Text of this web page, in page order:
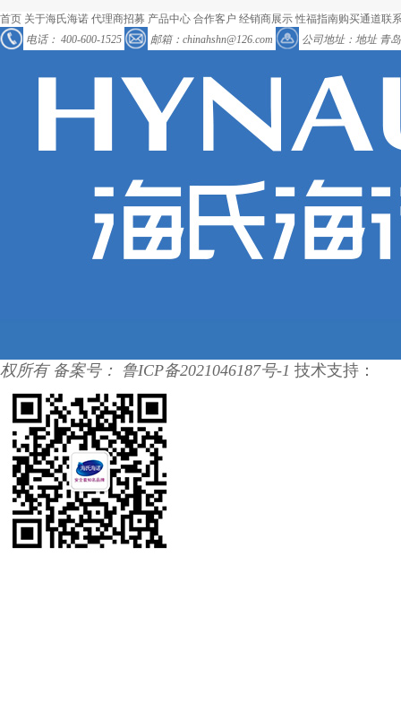
首页 关于海氏海诺 代理商招募 产品中心 合作客户 经销商展示 性福指南购买通道联
电话： 400-600-1525 邮箱：chinahshn@126.com 公司地址：地址 青
权所有 备案号： 鲁ICP备2021046187号-1 技术支持：